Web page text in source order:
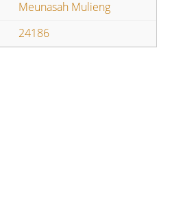
Meunasah Mulieng
24186